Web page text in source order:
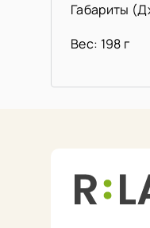
Габариты
Вес: 198 г